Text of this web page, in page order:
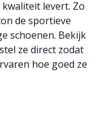
levert. Zo
de sportieve
schoenen. Bekijk
ze direct zodat
hoe goed ze